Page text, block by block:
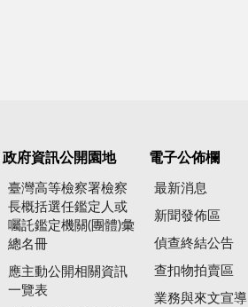
政府資訊公開園地
臺灣高等檢察署檢察
長概括選任鑑定人或
囑託鑑定機關(團體)彙
總名冊
應主動公開相關資訊
一覽表
電子公佈欄
最新消息
新聞發佈區
偵查終結公告
查扣物拍賣區
業務與來文宣導